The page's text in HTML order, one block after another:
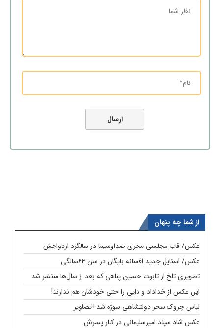
از شما چه پنهان
عکس/ قاب مجلسی مجری صداوسیما در سالگرد ازدواجش
عکس/ استایل جدید افسانه بایگان در سن ۶۴سالگی
تصویری تلخ از تابوت حسین پناهی که بعد از سال‌ها منتشر شد
این عکس از خداداد و دایی را حتی خودشان هم ندارند!
لباسِ چروک سحر دولتشاهی سوژه شد+تصاویر
عکس شاد سپند امیرسلیمانی در کنار پسرش